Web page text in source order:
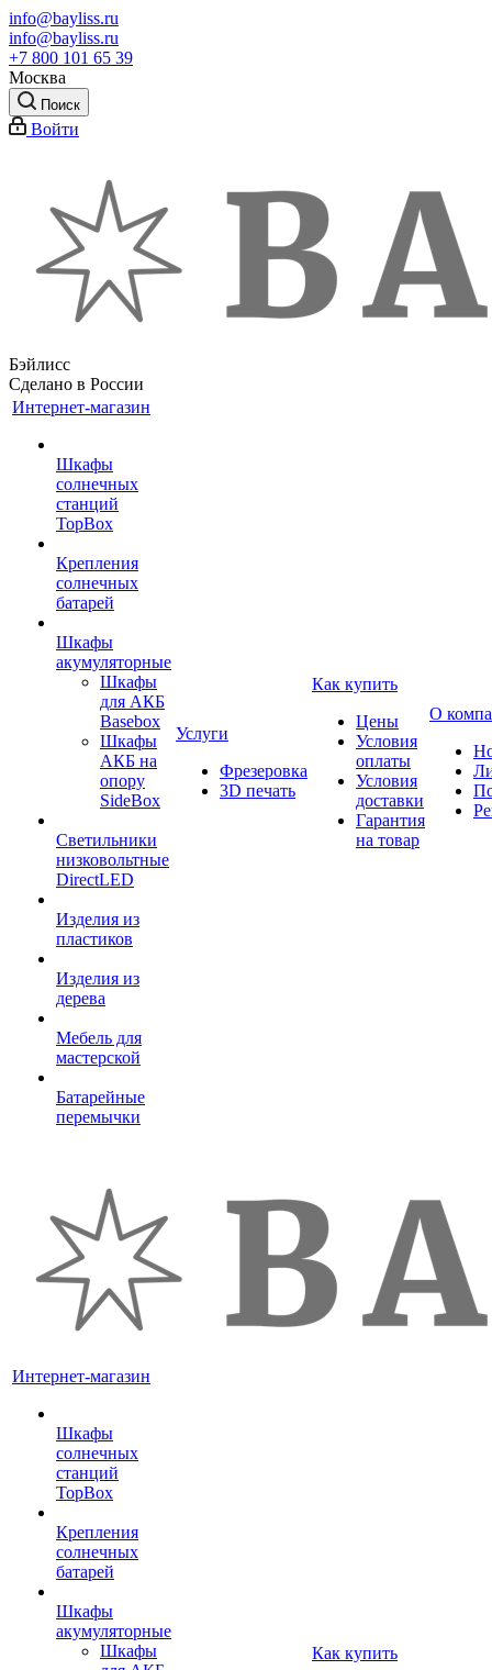
info@bayliss.ru
info@bayliss.ru
+7 800 101 65 39
Москва
Поиск
Войти
Бэйлисс
Сделано в России
Интернет-магазин
Шкафы
солнечных
станций
TopBox
Крепления
солнечных
батарей
Шкафы
акумуляторные
Шкафы
для АКБ
Basebox
Шкафы
АКБ на
опору
SideBox
Светильники
низковольтные
DirectLED
Изделия из
пластиков
Изделия из
дерева
Мебель для
мастерской
Батарейные
перемычки
Услуги
Фрезеровка
3D печать
Как купить
Цены
Условия
оплаты
Условия
доставки
Гарантия
на товар
О
Интернет-магазин
Шкафы
солнечных
станций
TopBox
Крепления
солнечных
батарей
Шкафы
акумуляторные
Шкафы
Как купить